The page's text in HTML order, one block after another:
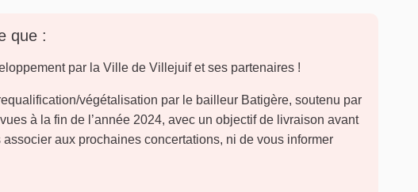
que :
par la Ville de Villejuif et ses partenaires !
végétalisation par le bailleur Batigère, soutenu par
à la fin de l’année 2024, avec un objectif de livraison avant
aux prochaines concertations, ni de vous informer